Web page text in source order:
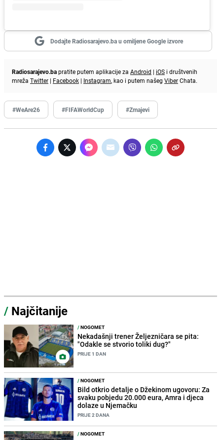
Dodajte Radiosarajevo.ba u omiljene Google izvore
Radiosarajevo.bapratite putem aplikacije za Android | iOS i društvenih
mreža Twitter | Facebook | Instagram, kao i putem našeg ViberChata.
#WeAre26 #FIFAWorldCup #Zmajevi
/ Najčitanije
/NOGOMET
Nekadašnji trener Željezničara se pita:
"Odakle se stvorio toliki dug?"
PRIJE 1 DAN
/NOGOMET
Bild otkrio detalje o Džekinom ugovoru: Za
svaku pobjedu 20.000 eura, Amra i djeca
dolaze u Njemačku
PRIJE 2 DANA
/NOGOMET